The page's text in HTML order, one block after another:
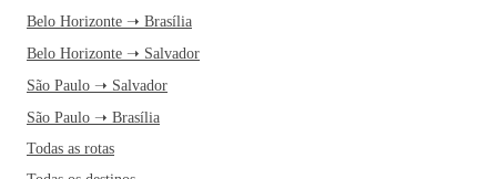
Belo Horizonte ➝ Brasília
Belo Horizonte ➝ Salvador
São Paulo ➝ Salvador
São Paulo ➝ Brasília
Todas as rotas